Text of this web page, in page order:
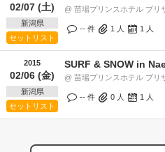
02/07 (土)
新潟県
セットリスト
@ 苗場プリンスホテル ブリ
-- 件 1 人 1 人
2015
02/06 (金)
新潟県
セットリスト
SURF & SNOW in
@ 苗場プリンスホテル ブリ
-- 件 0 人 1 人